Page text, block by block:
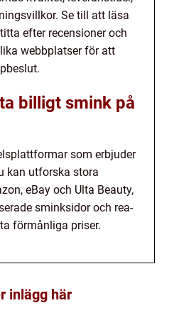
Se till att läsa
efter recensioner och
webbplatser för att
billigt smink på
som erbjuder
kan utforska stora
eBay och Ulta Beauty,
sminksidor och rea-
förmånliga priser.
inlägg här